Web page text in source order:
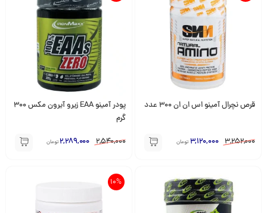
قرص نچرال آمینو اس ان ان 300 عدد
3,252,000
3,120,000 تومان
پودر آمینو EAA زیرو آیرون مکس 300
گرم
2,540,000
2,289,000 تومان
10%